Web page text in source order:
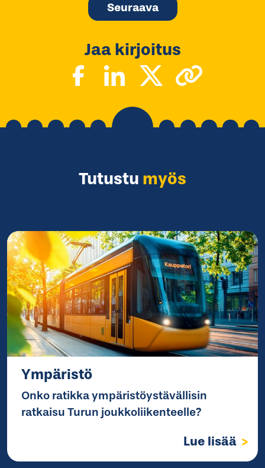
Jaa kirjoitus
Seuraava
Tutustu myös
Ympäristö
Onko ratikka ympäristöystävällisin
ratkaisu Turun joukkoliikenteelle?
Lue lisää